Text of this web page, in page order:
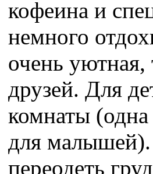
кофеина и
немного
очень уютная,
друзей. Для
комнаты
для
переодеть